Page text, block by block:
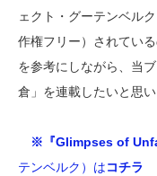
ェクト・グーテンベル
作権フリー）されてい
を参考にしながら、当
倉」を連載したいと思い
※『Glimpses of
テンベルク）はコチラ